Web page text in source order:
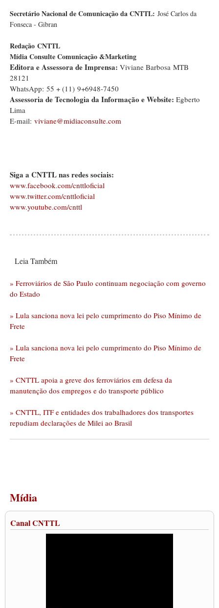
Secretário Nacional de Comunicação da CNTTL: José Carlos da
Fonseca - Gibran
Redação CNTTL
Mídia Consulte Comunicação &Marketing
Editora e Assessora de Imprensa: Viviane Barbosa MTB
28121
WhatsApp: 55 + (11) 9+6948-7450
Assessoria de Tecnologia da Informação e Website: Egberto
Lima
E-mail: viviane@midiaconsulte.com
Siga a CNTTL nas redes sociais:
www.facebook.com/cnttloficial
www.twitter.com/cnttloficial
www.youtube.com/cnttl
Leia Também
» Ferroviários de São Paulo continuam negociação com governo
do Estado
» Lula sanciona nova lei pelo cumprimento do Piso Mínimo de
Frete
» Lula sanciona nova lei pelo cumprimento do Piso Mínimo de
Frete
» CNTTL apoia a greve dos ferroviários em defesa da
manutenção dos empregos e do transporte público
» CNTTL, ITF e entidades dos trabalhadores dos transportes
repudiam declarações de Milei ao Brasil
Mídia
Canal CNTTL